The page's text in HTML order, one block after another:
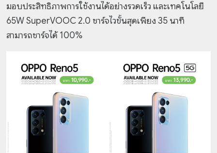
มอบประสิทธิภาพการใช้งานได้อย่างรวดเร็ว และเทคโนโลยี
65W SuperVOOC 2.0 ชาร์จไวขั้นสุดเพียง 35 นาที
สามารถชาร์จได้ 100%